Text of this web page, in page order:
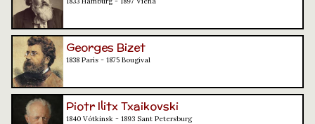
Georges Bizet
1838 París - 1875 Bougival
Piotr Ilitx Txaikovski
1840 Vótkinsk - 1893 Sant Petersburg